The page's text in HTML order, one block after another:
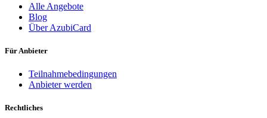
Alle Angebote
Blog
Über AzubiCard
Für Anbieter
Teilnahmebedingungen
Anbieter werden
Rechtliches